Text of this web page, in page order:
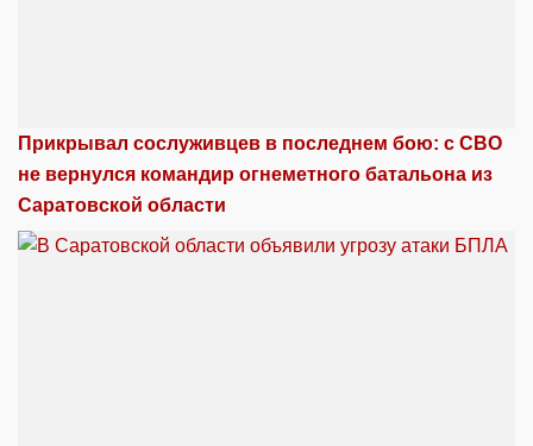
Прикрывал сослуживцев в последнем бою: с СВО
не вернулся командир огнеметного батальона из
Саратовской области